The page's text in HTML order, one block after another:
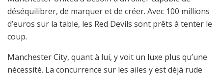
déséquilibrer, de marquer et de créer. Avec 100 millions
d’euros sur la table, les Red Devils sont prêts à tenter le
coup.
Manchester City, quant à lui, y voit un luxe plus qu’une
nécessité. La concurrence sur les ailes y est déjà rude